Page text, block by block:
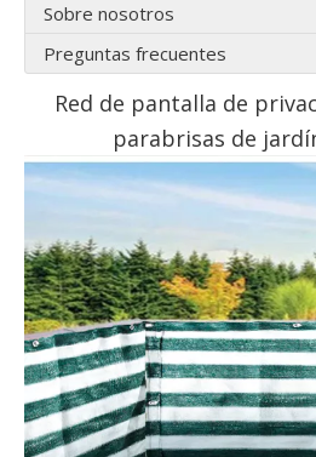
Sobre nosotros
Preguntas frecuentes
Red de pantalla de
parabrisas de